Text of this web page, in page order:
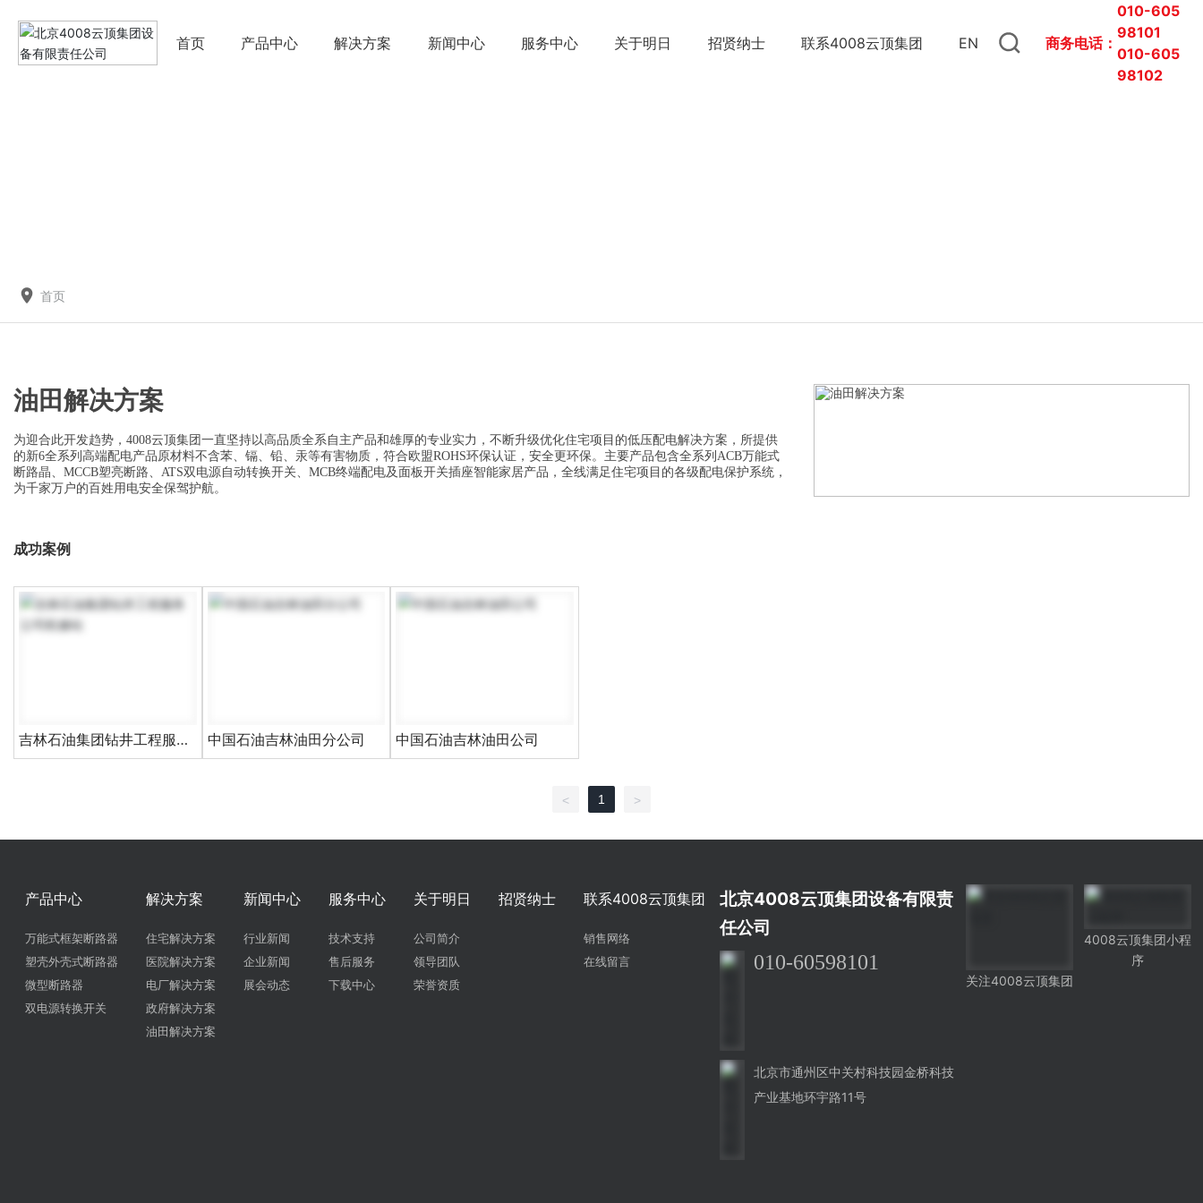
首页 产品中心 解决方案 新闻中心 服务中心 关于明日 招贤纳士 联系4008云顶集团 EN 商务电话：
010-605
98101
010-605
98102
首页
油田解决方案
为迎合此开发趋势，4008云顶集团一直坚持以高品质全系自主产品和雄厚的专业实力，不断升级优化住宅项目的低压配电解决方案，所提供
的新6全系列高端配电产品原材料不含苯、镉、铅、汞等有害物质，符合欧盟ROHS环保认证，安全更环保。主要产品包含全系列ACB万能式
断路晶、MCCB塑亮断路、ATS双电源自动转换开关、MCB终端配电及面板开关插座智能家居产品，全线满足住宅项目的各级配电保护系统，
为千家万户的百姓用电安全保驾护航。
成功案例
吉林石油集团钻井工程服务
中国石油吉林油田分公司 中国石油吉林油田公司
< 1 >
产品中心
万能式框架断路器
塑壳外壳式断路器
微型断路器
双电源转换开关
解决方案
住宅解决方案
医院解决方案
电厂解决方案
政府解决方案
油田解决方案
新闻中心
行业新闻
企业新闻
展会动态
服务中心
技术支持
售后服务
下载中心
关于明日
公司简介
领导团队
荣誉资质
招贤纳士 联系4008云顶集团
销售网络
在线留言
北京4008云顶集团设备有限责
任公司
010-60598101
北京市通州区中关村科技园金桥科技
产业基地环宇路11号
关注4008云顶集团
4008云顶集团小程
序